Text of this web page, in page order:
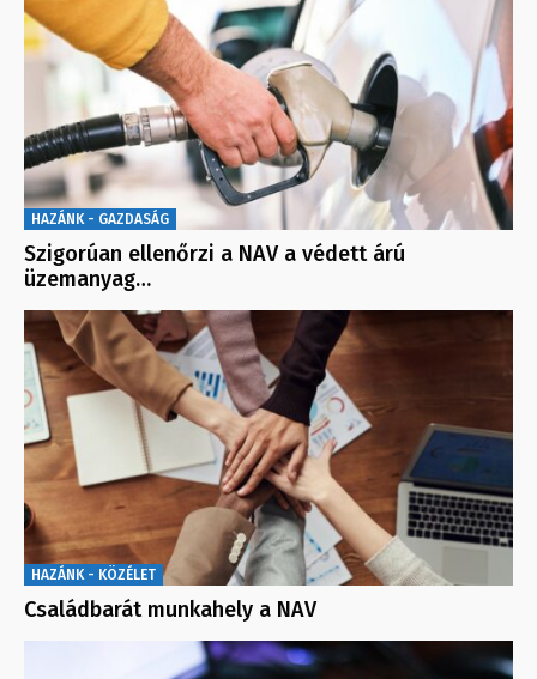
HAZÁNK - GAZDASÁG
Szigorúan ellenőrzi a NAV a védett árú
üzemanyag…
HAZÁNK - KÖZÉLET
Családbarát munkahely a NAV